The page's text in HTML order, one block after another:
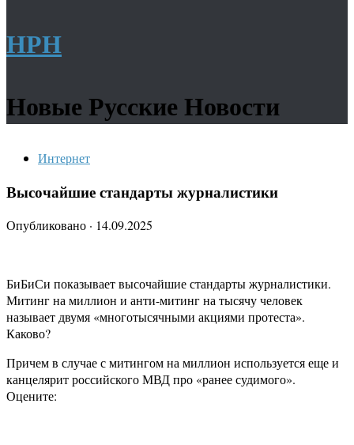
НРН
Новые Русские Новости
Интернет
Высочайшие стандарты журналистики
Опубликовано · 14.09.2025
БиБиСи показывает высочайшие стандарты журналистики.
Митинг на миллион и анти-митинг на тысячу человек
называет двумя «многотысячными акциями протеста».
Каково?
Причем в случае с митингом на миллион используется еще и
канцелярит российского МВД про «ранее судимого».
Оцените: